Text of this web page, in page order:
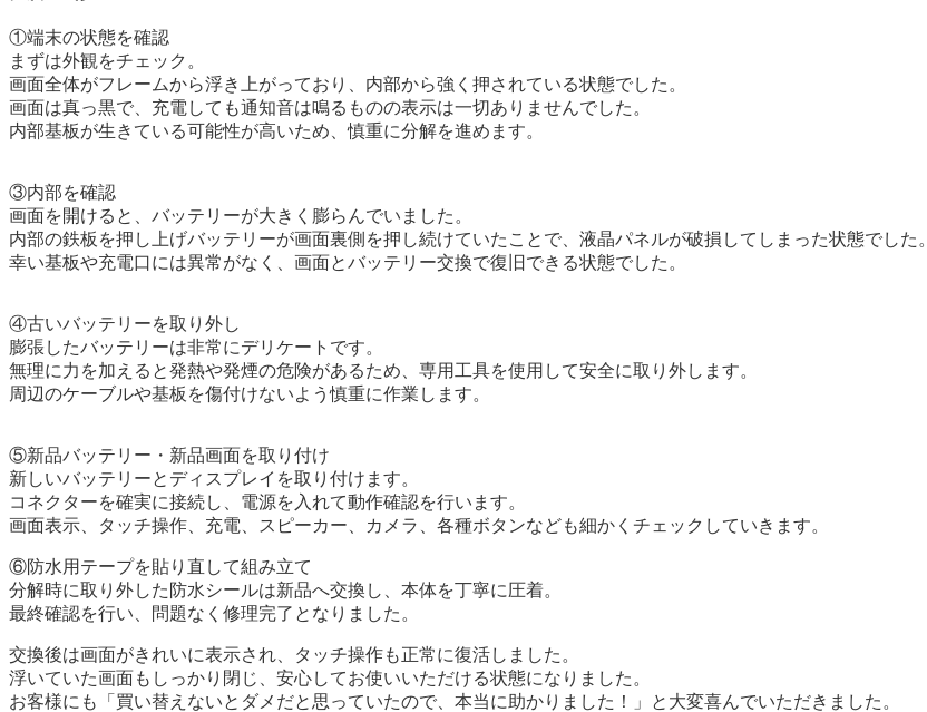
①端末の状態を確認
まずは外観をチェック。
画面全体がフレームから浮き上がっており、内部から強く押されている状態でした。
画面は真っ黒で、充電しても通知音は鳴るものの表示は一切ありませんでした。
内部基板が生きている可能性が高いため、慎重に分解を進めます。
③内部を確認
画面を開けると、バッテリーが大きく膨らんでいました。
内部の鉄板を押し上げバッテリーが画面裏側を押し続けていたことで、液晶パネルが破損してしまった状態でした。
幸い基板や充電口には異常がなく、画面とバッテリー交換で復旧できる状態でした。
④古いバッテリーを取り外し
膨張したバッテリーは非常にデリケートです。
無理に力を加えると発熱や発煙の危険があるため、専用工具を使用して安全に取り外します。
周辺のケーブルや基板を傷付けないよう慎重に作業します。
⑤新品バッテリー・新品画面を取り付け
新しいバッテリーとディスプレイを取り付けます。
コネクターを確実に接続し、電源を入れて動作確認を行います。
画面表示、タッチ操作、充電、スピーカー、カメラ、各種ボタンなども細かくチェックしていきます。
⑥防水用テープを貼り直して組み立て
分解時に取り外した防水シールは新品へ交換し、本体を丁寧に圧着。
最終確認を行い、問題なく修理完了となりました。
交換後は画面がきれいに表示され、タッチ操作も正常に復活しました。
浮いていた画面もしっかり閉じ、安心してお使いいただける状態になりました。
お客様にも「買い替えないとダメだと思っていたので、本当に助かりました！」と大変喜んでいただきました。